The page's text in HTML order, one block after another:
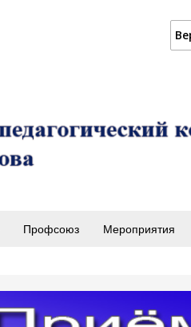
Профсоюз Мероприятия